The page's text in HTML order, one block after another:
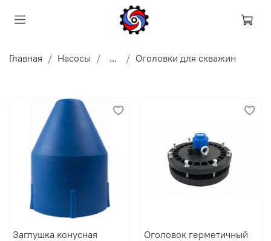
Главная Насосы ... Оголовки для скважин
Заглушка конусная
Оголовок герметичный